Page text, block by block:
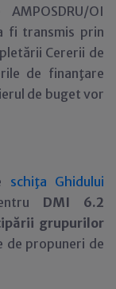
OI
fi transmis prin
Cererii de
de finanţare
de buget vor
schiţa Ghidului
DMI 6.2
grupurilor
de propuneri de